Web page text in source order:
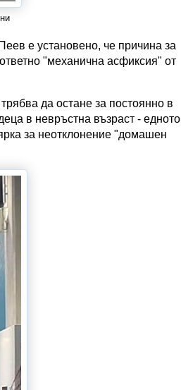
е установено, че причина за
"механична асфиксия" от
да остане за постоянно в
в невръстна възраст - едното
за неотклонение "домашен